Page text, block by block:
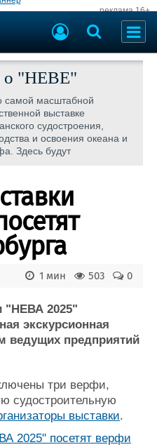
реклама 16+
площадка
объявлений
флота
Флот
Галерея флота
Форум
Отзывы
о "НЕВЕ"
самой масштабной
выставке
судостроения,
и освоения океана и
Здесь будут
и новости о событии.
0
503
1 мин
"НЕВА 2025"
экскурсионная
ведущих предприятий
три верфи,
судостроительную
выставки.